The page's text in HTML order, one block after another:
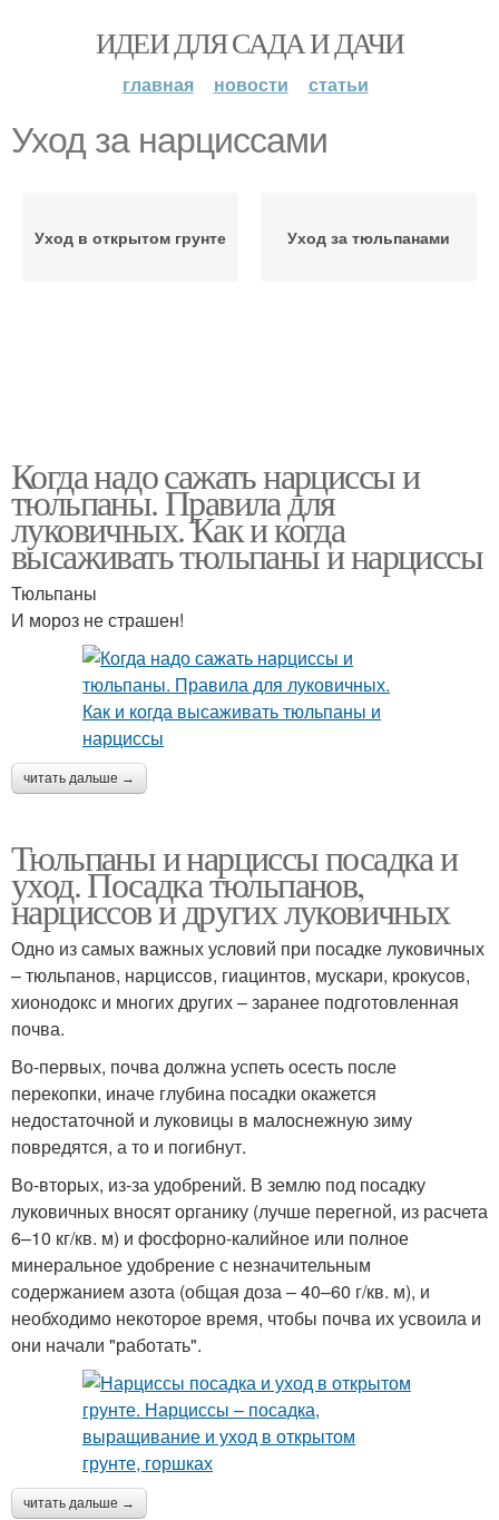
ИДЕИ ДЛЯ САДА И ДАЧИ
главная новости статьи
Уход за нарциссами
Уход в открытом грунте Уход за тюльпанами
Когда надо сажать нарциссы и
тюльпаны. Правила для
луковичных. Как и когда
высаживать тюльпаны и нарциссы
Тюльпаны
И мороз не страшен!
читать дальше →
Тюльпаны и нарциссы посадка и
уход. Посадка тюльпанов,
нарциссов и других луковичных
Одно из самых важных условий при посадке луковичных
– тюльпанов, нарциссов, гиацинтов, мускари, крокусов,
хионодокс и многих других – заранее подготовленная
почва.
Во-первых, почва должна успеть осесть после
перекопки, иначе глубина посадки окажется
недостаточной и луковицы в малоснежную зиму
повредятся, а то и погибнут.
Во-вторых, из-за удобрений. В землю под посадку
луковичных вносят органику (лучше перегной, из расчета
6–10 кг/кв. м) и фосфорно-калийное или полное
минеральное удобрение с незначительным
содержанием азота (общая доза – 40–60 г/кв. м), и
необходимо некоторое время, чтобы почва их усвоила и
они начали "работать".
читать дальше →